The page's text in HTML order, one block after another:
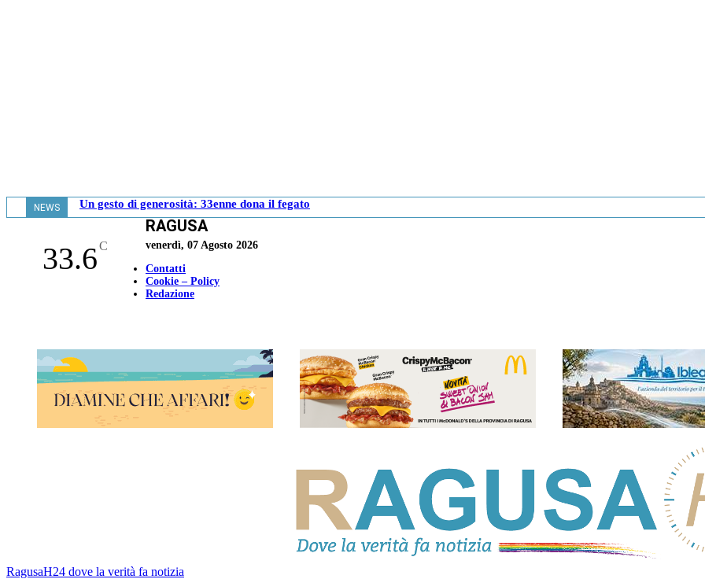
NEWS Un gesto di generosità: 33enne dona il fegato
33.6C
RAGUSA
venerdì, 07 Agosto 2026
Contatti
Cookie – Policy
Redazione
RagusaH24 dove la verità fa notizia